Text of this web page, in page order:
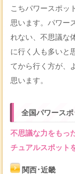
こちパワースポッ
思います。パワー
れない、不思議な
に行く人も多いと
てから行く方が、
思います。
全国パワース
不思議な力をもっ
チュアルスポット
関西･近畿